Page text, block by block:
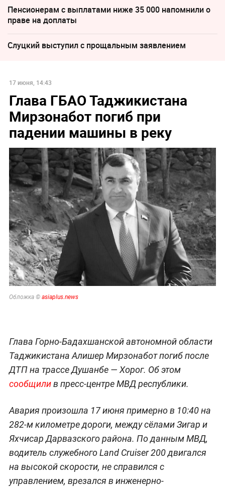
Пенсионерам с выплатами ниже 35 000 напомнили о
праве на доплаты
Слуцкий выступил с прощальным заявлением
17 июня, 14:43
Глава ГБАО Таджикистана
Мирзонабот погиб при
падении машины в реку
Обложка © asiaplus.news
Глава Горно-Бадахшанской автономной области
Таджикистана Алишер Мирзонабот погиб после
ДТП на трассе Душанбе — Хорог. Об этом
сообщилив пресс-центре МВД республики.
Авария произошла 17 июня примерно в 10:40 на
282-м километре дороги, между сёлами Зигар и
Яхчисар Дарвазского района. По данным МВД,
водитель служебного Land Cruiser 200 двигался
на высокой скорости, не справился с
управлением, врезался в инженерно-